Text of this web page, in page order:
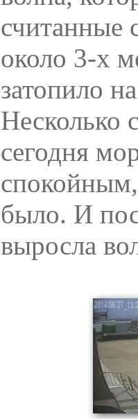
считанные
около 3-х
затопило
Несколько
сегодня
спокойным,
было. И
выросла